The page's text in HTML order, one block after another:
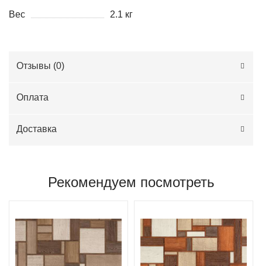
Вес
2.1 кг
Отзывы (0)
Оплата
Доставка
Рекомендуем посмотреть